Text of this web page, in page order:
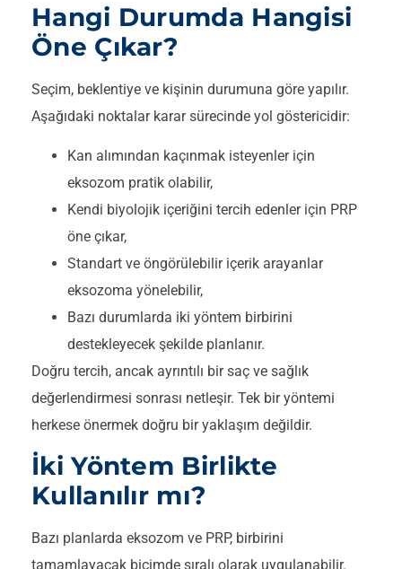
Hangi Durumda Hangisi
Öne Çıkar?
Seçim, beklentiye ve kişinin durumuna göre yapılır.
Aşağıdaki noktalar karar sürecinde yol göstericidir:
Kan alımından kaçınmak isteyenler için
eksozom pratik olabilir,
Kendi biyolojik içeriğini tercih edenler için PRP
öne çıkar,
Standart ve öngörülebilir içerik arayanlar
eksozoma yönelebilir,
Bazı durumlarda iki yöntem birbirini
destekleyecek şekilde planlanır.
Doğru tercih, ancak ayrıntılı bir saç ve sağlık
değerlendirmesi sonrası netleşir. Tek bir yöntemi
herkese önermek doğru bir yaklaşım değildir.
İki Yöntem Birlikte
Kullanılır mı?
Bazı planlarda eksozom ve PRP, birbirini
tamamlayacak biçimde sıralı olarak uygulanabilir.